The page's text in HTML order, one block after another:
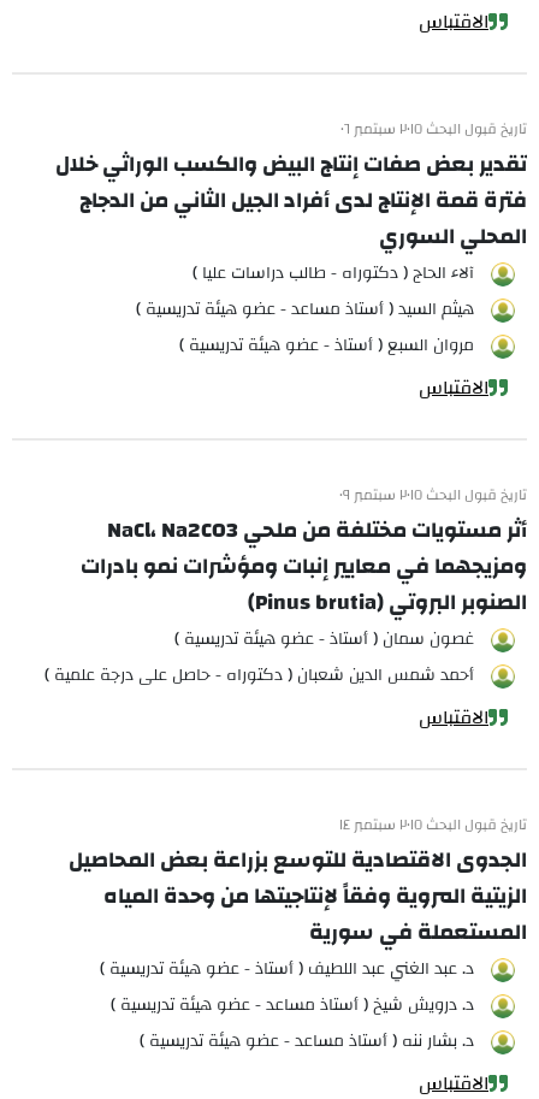
الاقتباس
تاريخ قبول البحث ٢٠١٥ سبتمبر ٠٦
تقدير بعض صفات إنتاج البيض والكسب الوراثي خلال
فترة قمة الإنتاج لدى أفراد الجيل الثاني من الدجاج
المحلي السوري
آلاء الحاج ( دكتوراه - طالب دراسات عليا )
هيثم السيد ( أستاذ مساعد - عضو هيئة تدريسية )
مروان السبع ( أستاذ - عضو هيئة تدريسية )
الاقتباس
تاريخ قبول البحث ٢٠١٥ سبتمبر ٠٩
أثر مستويات مختلفة من ملحي NaCl، Na2CO3
ومزيجهما في معايير إنبات ومؤشرات نمو بادرات
الصنوبر البروتي (Pinus brutia)
غصون سمان ( أستاذ - عضو هيئة تدريسية )
أحمد شمس الدين شعبان ( دكتوراه - حاصل على درجة علمية )
الاقتباس
تاريخ قبول البحث ٢٠١٥ سبتمبر ١٤
الجدوى الاقتصادية للتوسع بزراعة بعض المحاصيل
الزيتية المروية وفقاً لإنتاجيتها من وحدة المياه
المستعملة في سورية
د. عبد الغني عبد اللطيف ( أستاذ - عضو هيئة تدريسية )
د. درويش شيخ ( أستاذ مساعد - عضو هيئة تدريسية )
د. بشار ننه ( أستاذ مساعد - عضو هيئة تدريسية )
الاقتباس